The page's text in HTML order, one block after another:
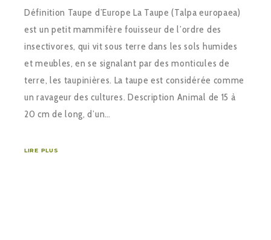
Définition Taupe d’Europe La Taupe (Talpa europaea)
est un petit mammifère fouisseur de l’ordre des
insectivores, qui vit sous terre dans les sols humides
et meubles, en se signalant par des monticules de
terre, les taupinières. La taupe est considérée comme
un ravageur des cultures. Description Animal de 15 à
20 cm de long, d’un…
LIRE PLUS